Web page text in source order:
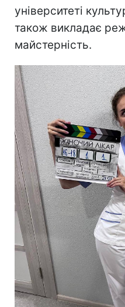
університеті
також викладає
майстерність.